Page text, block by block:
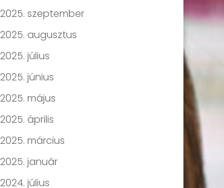
2025. szeptember
2025. augusztus
2025. július
2025. június
2025. május
2025. április
2025. március
2025. január
2024. július